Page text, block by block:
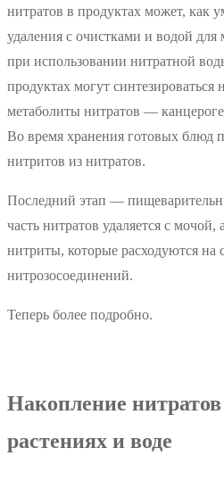
нитратов в продуктах может, как
удаления с очистками и водой для
при использовании нитратной
продуктах могут синтезироваться
метаболиты нитратов —
Во время хранения готовых блюд
нитритов из нитратов.
Последний этап —
часть нитратов удаляется с мочой,
нитриты, которые расходуются на
нитрозосоединений.
Теперь более подробно.
Накопление
растениях и воде